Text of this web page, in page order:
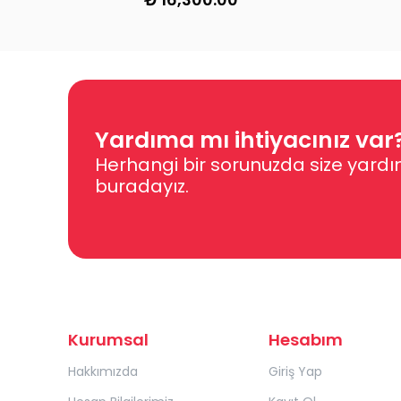
Yardıma mı ihtiyacınız
Herhangi bir sorunuzda size
buradayız.
Kurumsal
Hakkımızda
Hesabım
Giriş Yap